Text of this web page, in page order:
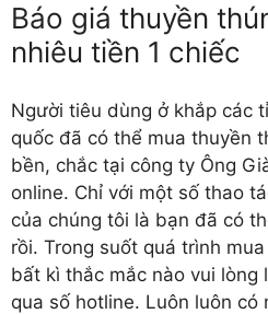
Báo giá thuyền
nhiêu tiền 1 chiếc
Người tiêu dùng ở khắp các
quốc đã có thể mua thuyền
bền, chắc tại công ty Ông
online. Chỉ với một số thao
của chúng tôi là bạn đã có
rồi. Trong suốt quá trình
bất kì thắc mắc nào vui lòng
qua số hotline. Luôn luôn có